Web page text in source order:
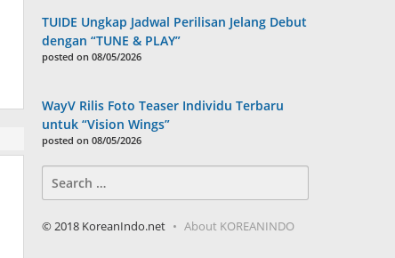
TUIDE Ungkap Jadwal Perilisan Jelang Debut
dengan “TUNE & PLAY”
posted on 08/05/2026
WayV Rilis Foto Teaser Individu Terbaru
untuk “Vision Wings”
posted on 08/05/2026
for:
© 2018 KoreanIndo.net About KOREANINDO